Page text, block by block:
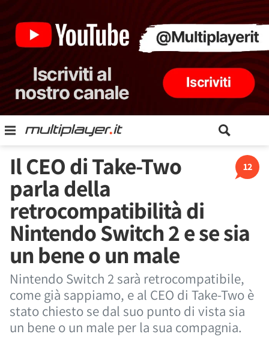
12
Il CEO di Take-Two
parla della
retrocompatibilità di
Nintendo Switch 2 e se sia
un bene o un male
Nintendo Switch 2 sarà retrocompatibile,
come già sappiamo, e al CEO di Take-Two è
stato chiesto se dal suo punto di vista sia
un bene o un male per la sua compagnia.